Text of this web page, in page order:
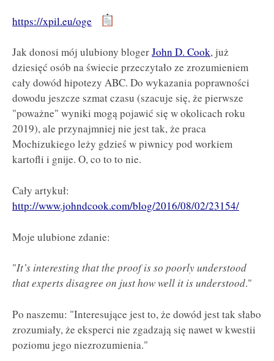
https://xpil.eu/oge
Jak donosi mój ulubiony blogerJohn D. Cook, już
dziesięć osób na świecie przeczytało ze zrozumieniem
cały dowód hipotezy ABC. Do wykazania poprawności
dowodu jeszcze szmat czasu (szacuje się, że pierwsze
"poważne" wyniki mogą pojawić się w okolicach roku
2019), ale przynajmniej nie jest tak, że praca
Mochizukiego leży gdzieś w piwnicy pod workiem
kartofli i gnije. O, co to to nie.
Cały artykuł:
http://www.johndcook.com/blog/2016/08/02/23154/
Moje ulubione zdanie:
"It’s interesting that the proof is so poorly understood
that experts disagree on just how well it is understood."
Po naszemu: "Interesujące jest to, że dowód jest tak słabo
zrozumiały, że eksperci nie zgadzają się nawet w kwestii
poziomu jego niezrozumienia."